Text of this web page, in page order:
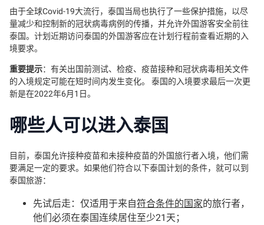
由于全球Covid-19大流行，泰国当局也执行了一些保护措施，以尽
量减少和控制新的冠状病毒病例的传播，并允许外国游客安全前往
泰国。计划近期访问泰国的外国游客应在计划行程前查看近期的入
境要求。
重要提示：有关出国前测试、检疫、疫苗接种和冠状病毒相关文件
的入境规定可能在短时间内发生变化。 泰国的入境要求最后一次更
新是在2022年6月1日。
哪些人可以进入泰国
目前，泰国允许接种疫苗和未接种疫苗的外国旅行者入境，他们需
要满足一定的要求。如果他们符合以下泰国计划的条件，就可以到
泰国旅游：
先试后走：仅适用于来自符合条件的国家的旅行者，
他们必须在泰国连续居住至少21天；